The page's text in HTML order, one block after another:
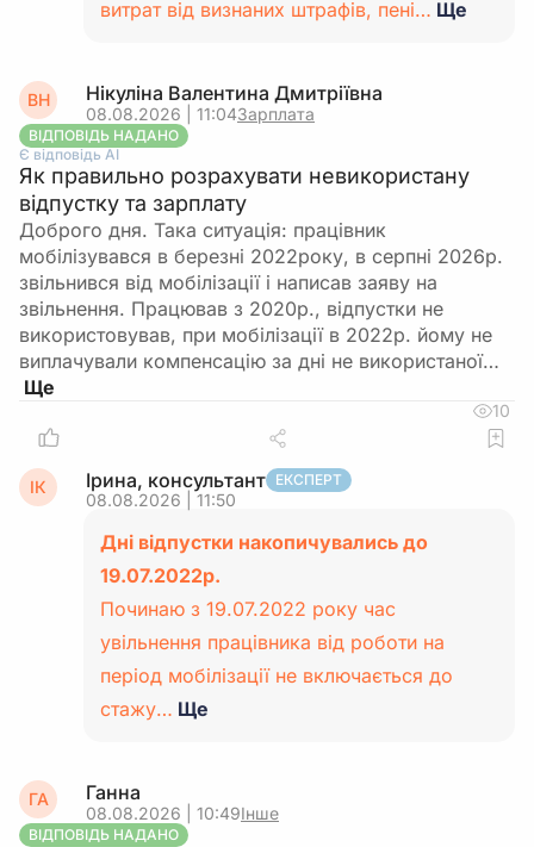
витрат від визнаних штрафів, пені… Ще
ВН Нікуліна Валентина Дмитріївна
08.08.2026 | 11:04Зарплата
ВІДПОВІДЬ НАДАНО
Є відповідь АІ
Як правильно розрахувати невикористану
відпустку та зарплату
Доброго дня. Така ситуація: працівник
мобілізувався в березні 2022року, в серпні 2026р.
звільнився від мобілізації і написав заяву на
звільнення. Працював з 2020р., відпустки не
використовував, при мобілізації в 2022р. йому не
виплачували компенсацію за дні не використаної…
10
ІК Ірина, консультант ЕКСПЕРТ
08.08.2026 | 11:50
Дні відпустки накопичувались до
19.07.2022р.
Починаю з 19.07.2022 року час
увільнення працівника від роботи на
період мобілізації не включається до
стажу… Ще
ГА Ганна
08.08.2026 | 10:49Інше
ВІДПОВІДЬ НАДАНО